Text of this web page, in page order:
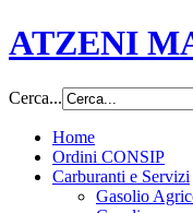
ATZENI
Cerca...
Home
Ordini CONSIP
Carburanti e Servizi
Gasolio